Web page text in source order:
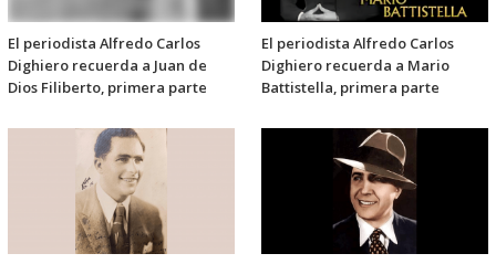
El periodista Alfredo Carlos
Dighiero recuerda a Juan de
Dios Filiberto, primera parte
El periodista Alfredo Carlos
Dighiero recuerda a Mario
Battistella, primera parte